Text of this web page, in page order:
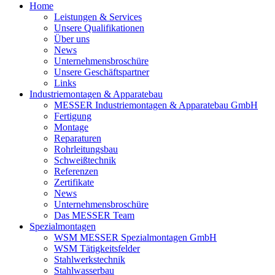
Home
Leistungen & Services
Unsere Qualifikationen
Über uns
News
Unternehmensbroschüre
Unsere Geschäftspartner
Links
Industriemontagen & Apparatebau
MESSER Industriemontagen & Apparatebau GmbH
Fertigung
Montage
Reparaturen
Rohrleitungsbau
Schweißtechnik
Referenzen
Zertifikate
News
Unternehmensbroschüre
Das MESSER Team
Spezialmontagen
WSM MESSER Spezialmontagen GmbH
WSM Tätigkeitsfelder
Stahlwerkstechnik
Stahlwasserbau